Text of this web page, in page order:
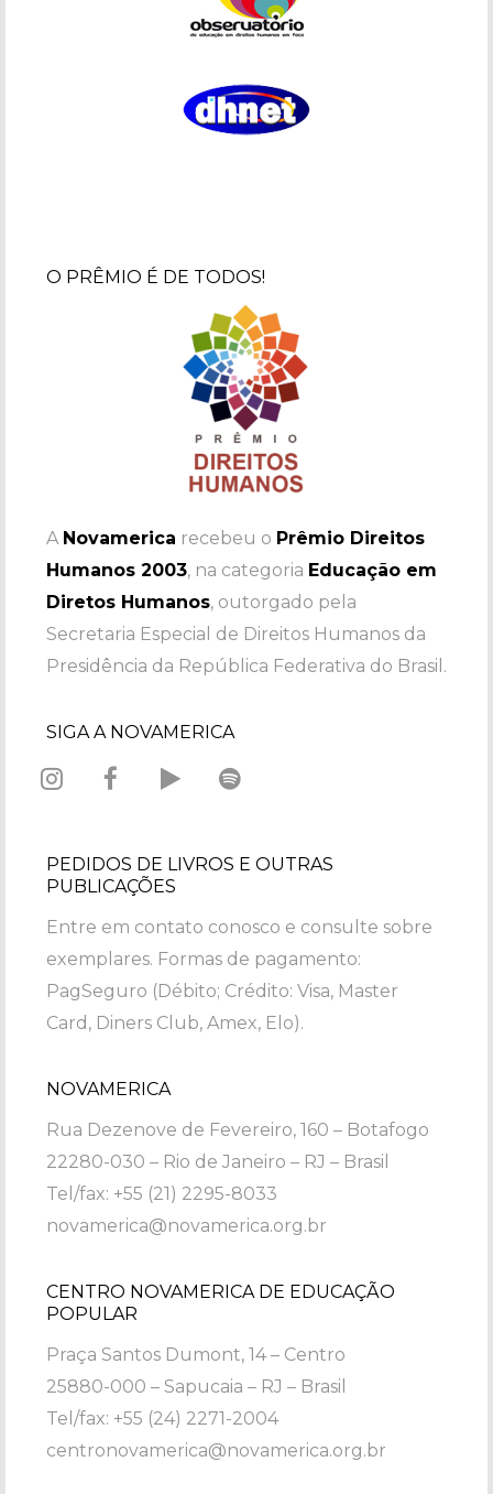
O PRÊMIO É DE TODOS!
A Novamerica recebeu o Prêmio Direitos
Humanos 2003, na categoria Educação em
Diretos Humanos, outorgado pela
Secretaria Especial de Direitos Humanos da
Presidência da República Federativa do Brasil.
SIGA A NOVAMERICA
PEDIDOS DE LIVROS E OUTRAS
PUBLICAÇÕES
Entre em contato conosco e consulte sobre
exemplares. Formas de pagamento:
PagSeguro (Débito; Crédito: Visa, Master
Card, Diners Club, Amex, Elo).
NOVAMERICA
Rua Dezenove de Fevereiro, 160 – Botafogo
22280-030 – Rio de Janeiro – RJ – Brasil
Tel/fax: +55 (21) 2295-8033
novamerica@novamerica.org.br
CENTRO NOVAMERICA DE EDUCAÇÃO
POPULAR
Praça Santos Dumont, 14 – Centro
25880-000 – Sapucaia – RJ – Brasil
Tel/fax: +55 (24) 2271-2004
centronovamerica@novamerica.org.br